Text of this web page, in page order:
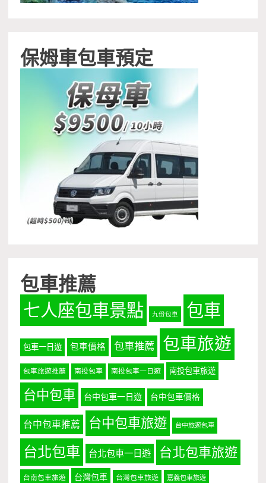
保姆車包車預定
包車推薦
七人座包車景點 九份包車 包車
包車一日遊 包車價格 包車推薦 包車旅遊
包車旅遊推薦 南投包車 南投包車一日遊 南投包車旅遊
台中包車 台中包車一日遊 台中包車價格
台中包車推薦 台中包車旅遊 台中旅遊包車
台北包車 台北包車一日遊 台北包車旅遊
台南包車旅遊 台灣包車 台灣包車旅遊 嘉義包車旅遊